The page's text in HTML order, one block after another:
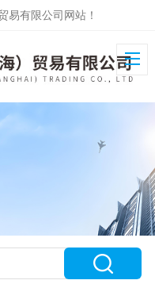
易有限公司网站！